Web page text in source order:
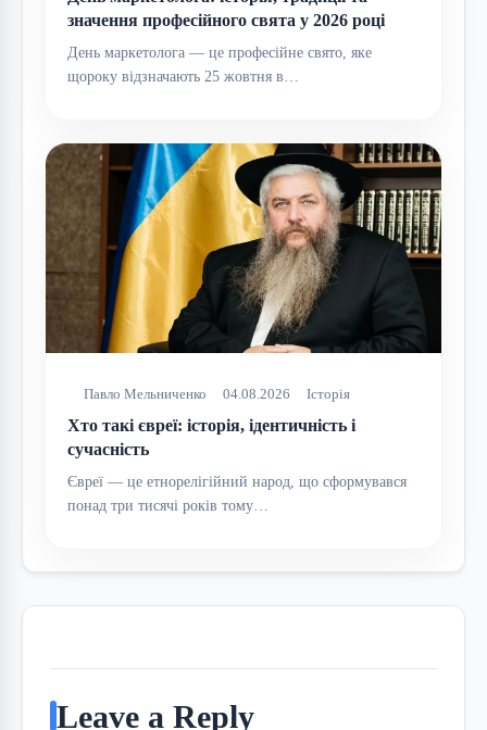
значення професійного свята у 2026 році
День маркетолога — це професійне свято, яке
щороку відзначають 25 жовтня в…
Павло Мельниченко 04.08.2026 Історія
Хто такі євреї: історія, ідентичність і
сучасність
Євреї — це етнорелігійний народ, що сформувався
понад три тисячі років тому…
Leave a Reply